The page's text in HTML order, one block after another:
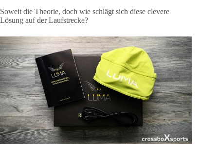
Soweit die Theorie, doch wie schlägt sich diese clevere
Lösung auf der Laufstrecke?